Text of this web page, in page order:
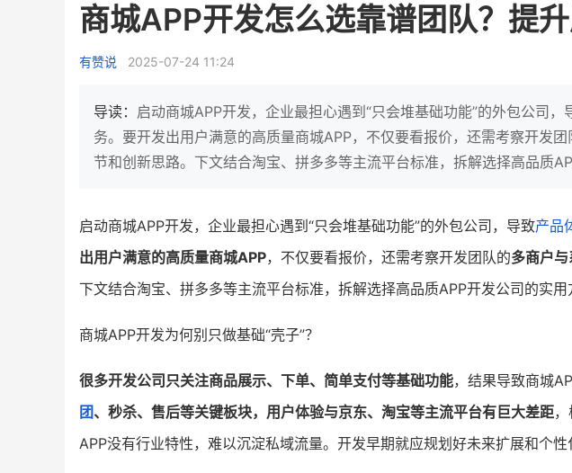
商城APP开发怎么选靠谱团队？提
有赞说 2025-07-24 11:24
导读： 启动商城APP开发，企业最担心遇到“只会堆基础功能”的外包公司
务。要开发出用户满意的高质量商城APP，不仅要看报价，还需考察开发
节和创新思路。下文结合淘宝、拼多多等主流平台标准，拆解选择高品质
启动商城APP开发，企业最担心遇到“只会堆基础功能”的外包公司，导致产品
出用户满意的高质量商城APP，不仅要看报价，还需考察开发团队的多商户
下文结合淘宝、拼多多等主流平台标准，拆解选择高品质APP开发公司的实用
商城APP开发为何别只做基础“壳子”？
很多开发公司只关注商品展示、下单、简单支付等基础功能，结果导致商城
团、秒杀、售后等关键板块，用户体验与京东、淘宝等主流平台有巨大差距
APP没有行业特性，难以沉淀私域流量。开发早期就应规划好未来扩展和个性
900 万
私域样本打法！新希望白帝乳业
靠企业微信实现销售额翻 8 倍！
查看详情
80% +
7900 万
三只松鼠旗下的网红婴儿辅食品
牌，22天便拿下类目第一
查看详情
母婴
他只用7年做到平
域如何破局？